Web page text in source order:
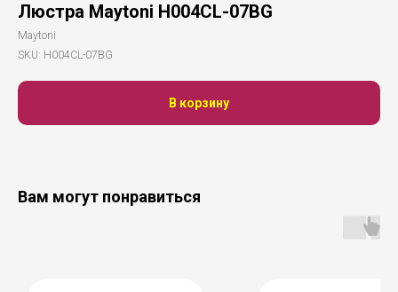
Люстра Maytoni H004CL-07BG
Maytoni
SKU: H004CL-07BG
В корзину
Вам могут понравиться